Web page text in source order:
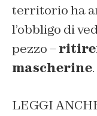
territorio ha
l’obbligo di
pezzo –
mascherine.
LEGGI